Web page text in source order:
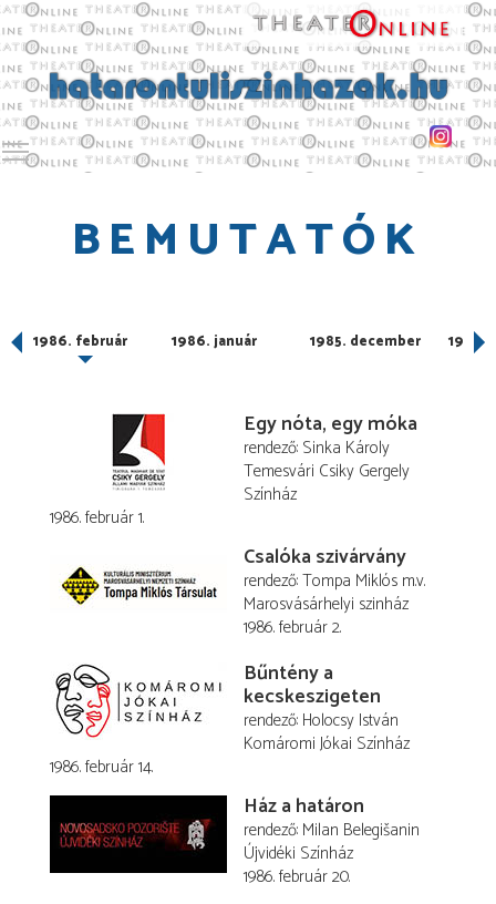
Toggle main menu visibility
BEMUTATÓK
1986. február 1986. január 1985. december 1985.
Egy nóta, egy móka
rendező Sinka Károly
Temesvári Csiky Gergely
Színház
1986. február 1.
Csalóka szivárvány
rendező Tompa Miklós m.v.
Marosvásárhelyi szinház
1986. február 2.
Bűntény a
kecskeszigeten
rendező Holocsy István
Komáromi Jókai Színház
1986. február 14.
Ház a határon
rendező Milan Belegišanin
Újvidéki Színház
1986. február 20.